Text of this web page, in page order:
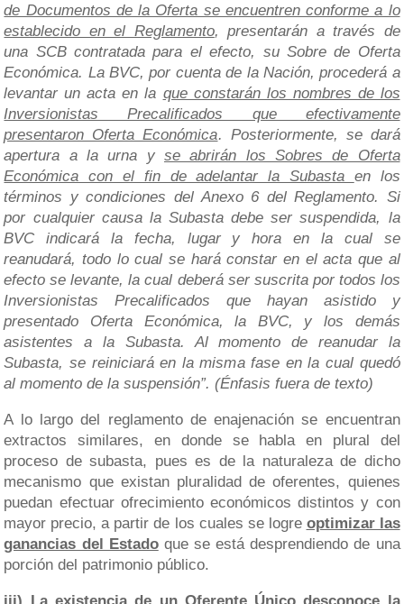
de Documentos de la Oferta se encuentren conforme a lo
establecido en el Reglamento, presentarán a través de
una SCB contratada para el efecto, su Sobre de Oferta
Económica. La BVC, por cuenta de la Nación, procederá a
levantar un acta en la que constarán los nombres de los
Inversionistas Precalificados que efectivamente
presentaron Oferta Económica. Posteriormente, se dará
apertura a la urna y se abrirán los Sobres de Oferta
Económica con el fin de adelantar la Subasta en los
términos y condiciones del Anexo 6 del Reglamento. Si
por cualquier causa la Subasta debe ser suspendida, la
BVC indicará la fecha, lugar y hora en la cual se
reanudará, todo lo cual se hará constar en el acta que al
efecto se levante, la cual deberá ser suscrita por todos los
Inversionistas Precalificados que hayan asistido y
presentado Oferta Económica, la BVC, y los demás
asistentes a la Subasta. Al momento de reanudar la
Subasta, se reiniciará en la misma fase en la cual quedó
al momento de la suspensión”. (Énfasis fuera de texto)
A lo largo del reglamento de enajenación se encuentran
extractos similares, en donde se habla en plural del
proceso de subasta, pues es de la naturaleza de dicho
mecanismo que existan pluralidad de oferentes, quienes
puedan efectuar ofrecimiento económicos distintos y con
mayor precio, a partir de los cuales se logre optimizar las
ganancias del Estadoque se está desprendiendo de una
porción del patrimonio público.
iii) La existencia de un Oferente Único desconoce la